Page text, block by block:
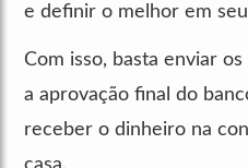
e definir o melhor em
Com isso, basta enviar
a aprovação final do
receber o dinheiro na